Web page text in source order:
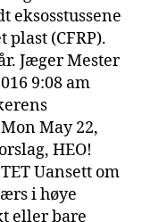
eksosstussene
(CFRP).
Jæger Mester
9:08 am
May 22,
HEO!
Uansett om
i høye
eller bare